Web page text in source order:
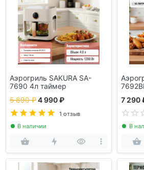
Аэрогриль SAKURA SA-
7690 4л таймер
5 890 ₽ 4 990 ₽
1 отзыв
В наличии
7 290
В